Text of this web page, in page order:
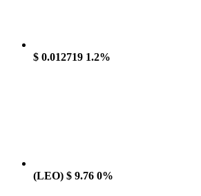
$ 0.012719 1.2%
(LEO) $ 9.76 0%